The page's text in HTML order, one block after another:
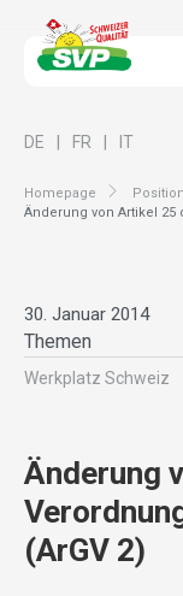
Homepage
Änderung von Artikel 25
DE FR IT
30. Januar 2014
Themen
Werkplatz Schweiz
Änderung
(ArGV 2)